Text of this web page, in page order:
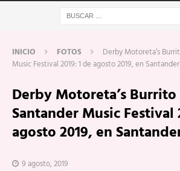
INICIO FOTOS
Derby Motoreta’s
Music Festival 2019: 1 de agosto 2019, en Santander
Derby Motoreta’s
Santander Music Festival
agosto 2019, en
9 agosto, 2019